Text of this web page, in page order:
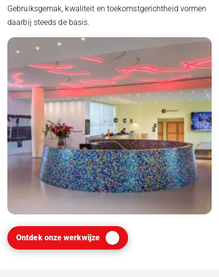
Gebruiksgemak, kwaliteit en toekomstgerichtheid vormen
daarbij steeds de basis.
Ontdek onze werkwijze